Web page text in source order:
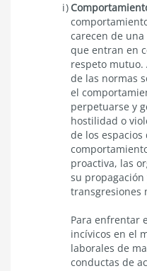
carecen de
que entran en
respeto mutuo.
de las normas
el
perpetuarse y
hostilidad o
de los
proactiva, las
su
transgresiones
Para enfrentar
incívicos en el
laborales de
conductas de